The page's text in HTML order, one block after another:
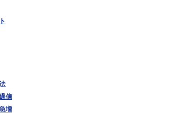
信
増